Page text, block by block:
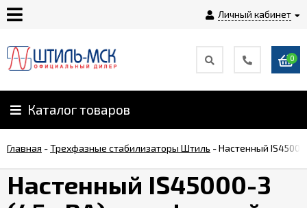
Личный кабинет
Главная
О
Оплата
0
Каталог товаров
Главная -Трехфазные стабилизаторы Штиль -Настенный
Настенный IS45000-3